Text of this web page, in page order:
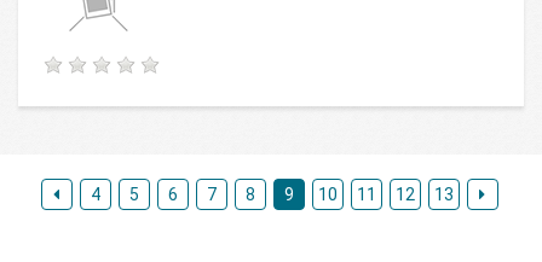
4 5 6 7 8 9 10 11 12 13